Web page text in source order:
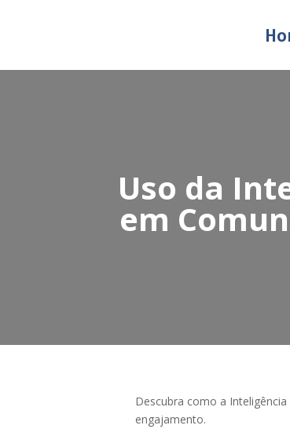
Uso da
em
Descubra como a
engajamento.